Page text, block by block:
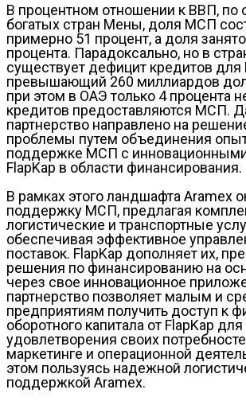
В процентном отношении к ВВП, по
богатых стран Мены, доля МСП
примерно 51 процент, а доля
процента. Парадоксально, но в
существует дефицит кредитов
превышающий 260 миллиардов
при этом в ОАЭ только 4 процента
кредитов предоставляются МСП.
партнерство направлено на
проблемы путем объединения
поддержке МСП с
FlapKap в области финансирования.
В рамках этого ландшафта Aramex
поддержку МСП, предлагая
логистические и транспортные
обеспечивая эффективное
поставок. FlapKap дополняет их,
решения по финансированию на
через свое инновационное
партнерство позволяет малым и
предприятиям получить доступ к
оборотного капитала от FlapKap для
удовлетворения своих
маркетинге и операционной
этом пользуясь надежной
поддержкой Aramex.